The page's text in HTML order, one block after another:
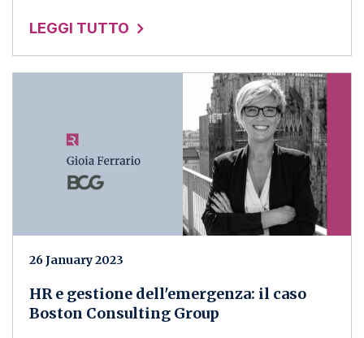
LEGGI TUTTO
26 January 2023
HR e gestione dell'emergenza: il caso
Boston Consulting Group